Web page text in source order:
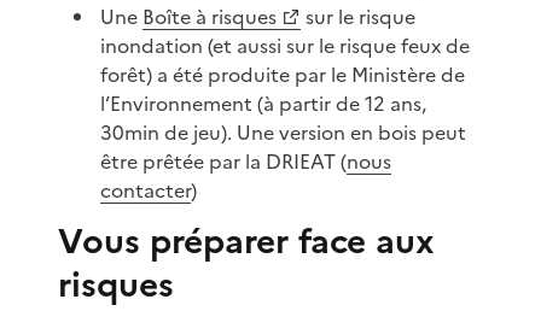
Une Boîte à risques
sur le risque
inondation (et aussi sur le risque feux de
forêt) a été produite par le Ministère de
l’Environnement (à partir de 12 ans,
30min de jeu). Une version en bois peut
être prêtée par la DRIEAT (nous
contacter)
Vous préparer face aux
risques